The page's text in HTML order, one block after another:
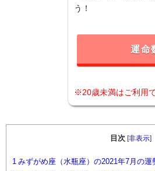
う！
運命
※20歳未満はご利用
目次 非表示]
1 みずがめ座（水瓶座）の2021年7月の運